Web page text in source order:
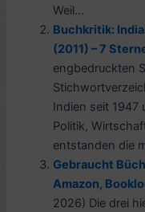
Weil...
Buchkritik:
(2011) – 7
engbedruckten
Indien seit 1947
Politik,
entstanden die
Gebraucht
Amazon,
2026) Die drei